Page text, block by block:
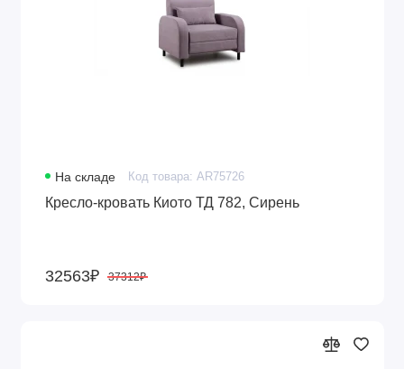
На складе Код товара: AR75726
Кресло-кровать Киото ТД 782, Сирень
32563₽ 37312₽